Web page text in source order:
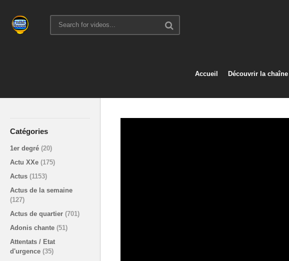
Accueil Découvrir la chaîne
Catégories
1er degré (20)
Actu XXe (175)
Actus (1153)
Actus de la semaine
(127)
Actus de quartier (701)
Adonis chante (51)
Attentats / Etat
d'urgence (35)